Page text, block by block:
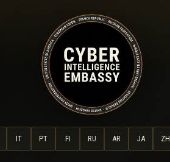
IT PT FI RU AR JA ZH